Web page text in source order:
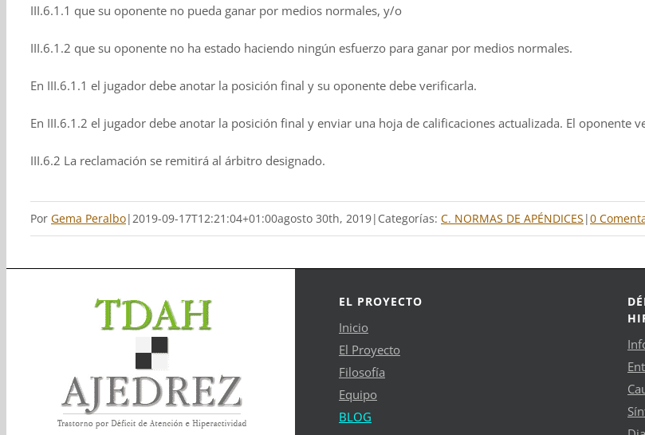
III.6.1.1 que su oponente no pueda ganar por medios normales, y/o
III.6.1.2 que su oponente no ha estado haciendo ningún esfuerzo para ganar por medios normales.
En III.6.1.1 el jugador debe anotar la posición final y su oponente debe verificarla.
En III.6.1.2 el jugador debe anotar la posición final y enviar una hoja de calificaciones actualizada. El oponente
III.6.2 La reclamación se remitirá al árbitro designado.
Por Gema Peralbo|2019-09-17T12:21:04+01:00agosto 30th, 2019| Categorías: C. NORMAS DE APÉNDICES |0
EL PROYECTO
Inicio
El Proyecto
Filosofía
Equipo
BLOG